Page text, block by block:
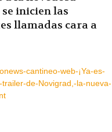
inicien las
llamadas cara a